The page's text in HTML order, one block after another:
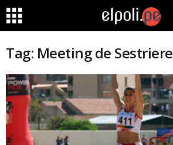
Tag: Meeting de Sestriere